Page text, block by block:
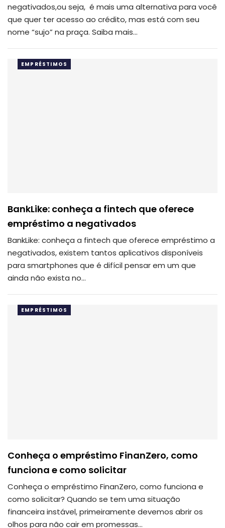
negativados,ou seja, é mais uma alternativa para você
que quer ter acesso ao crédito, mas está com seu
nome “sujo” na praça. Saiba mais…
EMPRÉSTIMOS
BankLike: conheça a fintech que oferece
empréstimo a negativados
BankLike: conheça a fintech que oferece empréstimo a
negativados, existem tantos aplicativos disponíveis
para smartphones que é difícil pensar em um que
ainda não exista no…
EMPRÉSTIMOS
Conheça o empréstimo FinanZero, como
funciona e como solicitar
Conheça o empréstimo FinanZero, como funciona e
como solicitar? Quando se tem uma situação
financeira instável, primeiramente devemos abrir os
olhos para não cair em promessas…